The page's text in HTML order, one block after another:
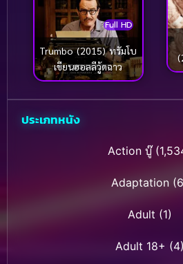
Full HD
Trumbo (2015) ทรัมโบ
เขียนฮอลลีวู้ดฉาว
ประเภทหนัง
Action บู๊
Adaptation
Adult (1)
Adult 18+ (4)